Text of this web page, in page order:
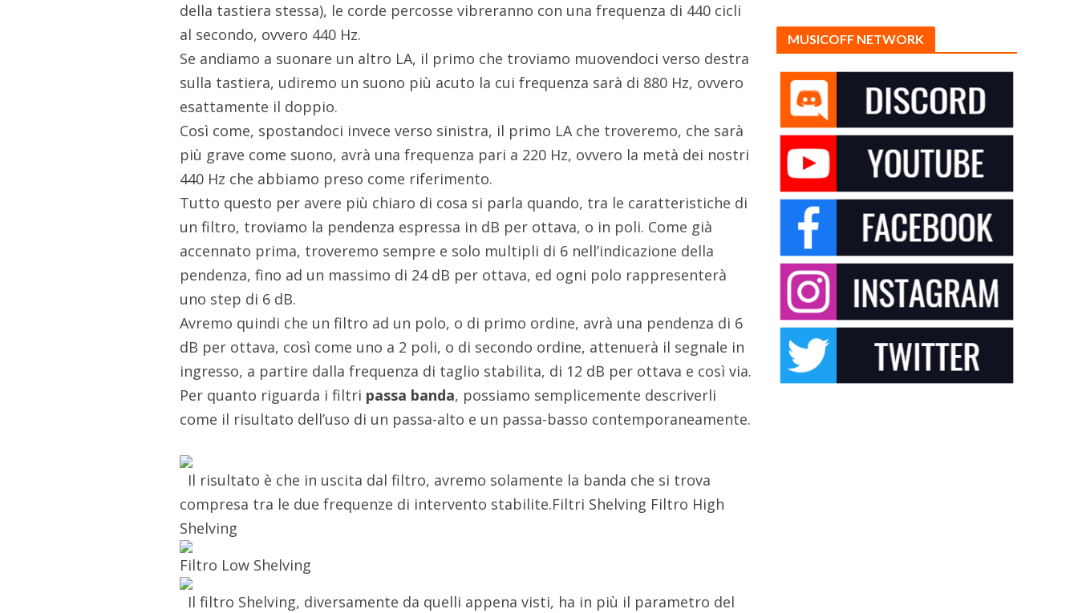
della tastiera stessa), le corde percosse vibreranno con una frequenza di 440 cicli
al secondo, ovvero 440 Hz.
Se andiamo a suonare un altro LA, il primo che troviamo muovendoci verso destra
sulla tastiera, udiremo un suono più acuto la cui frequenza sarà di 880 Hz, ovvero
esattamente il doppio.
Così come, spostandoci invece verso sinistra, il primo LA che troveremo, che sarà
più grave come suono, avrà una frequenza pari a 220 Hz, ovvero la metà dei nostri
440 Hz che abbiamo preso come riferimento.
Tutto questo per avere più chiaro di cosa si parla quando, tra le caratteristiche di
un filtro, troviamo la pendenza espressa in dB per ottava, o in poli. Come già
accennato prima, troveremo sempre e solo multipli di 6 nell’indicazione della
pendenza, fino ad un massimo di 24 dB per ottava, ed ogni polo rappresenterà
uno step di 6 dB.
Avremo quindi che un filtro ad un polo, o di primo ordine, avrà una pendenza di 6
dB per ottava, così come uno a 2 poli, o di secondo ordine, attenuerà il segnale in
ingresso, a partire dalla frequenza di taglio stabilita, di 12 dB per ottava e così via.
Per quanto riguarda i filtri passa banda, possiamo semplicemente descriverli
come il risultato dell’uso di un passa-alto e un passa-basso contemporaneamente.
Il risultato è che in uscita dal filtro, avremo solamente la banda che si trova
compresa tra le due frequenze di intervento stabilite.Filtri Shelving Filtro High
Shelving
Filtro Low Shelving
Il filtro Shelving, diversamente da quelli appena visti, ha in più il parametro del
MUSICOFF NETWORK